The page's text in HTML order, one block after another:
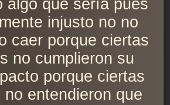
algo que sería pues
injusto no no
caer porque ciertas
no cumplieron su
porque ciertas
no entendieron que